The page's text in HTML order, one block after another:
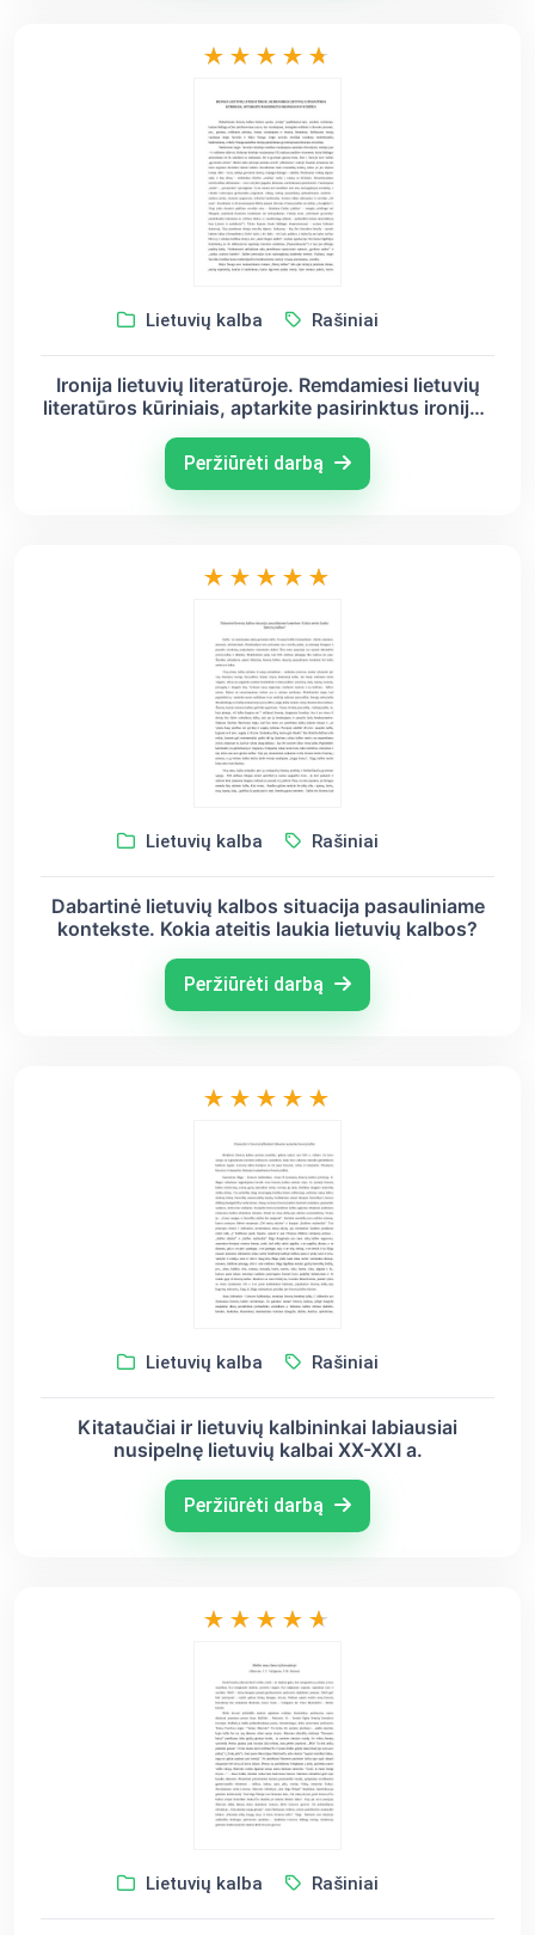
Lietuvių kalba Rašiniai
Ironija lietuvių literatūroje. Remdamiesi lietuvių
literatūros kūriniais, aptarkite pasirinktus ironijos
Peržiūrėti darbą
Lietuvių kalba Rašiniai
Dabartinė lietuvių kalbos situacija pasauliniame
kontekste. Kokia ateitis laukia lietuvių kalbos?
Peržiūrėti darbą
Lietuvių kalba Rašiniai
Kitataučiai ir lietuvių kalbininkai labiausiai
nusipelnę lietuvių kalbai XX-XXI a.
Peržiūrėti darbą
Lietuvių kalba Rašiniai